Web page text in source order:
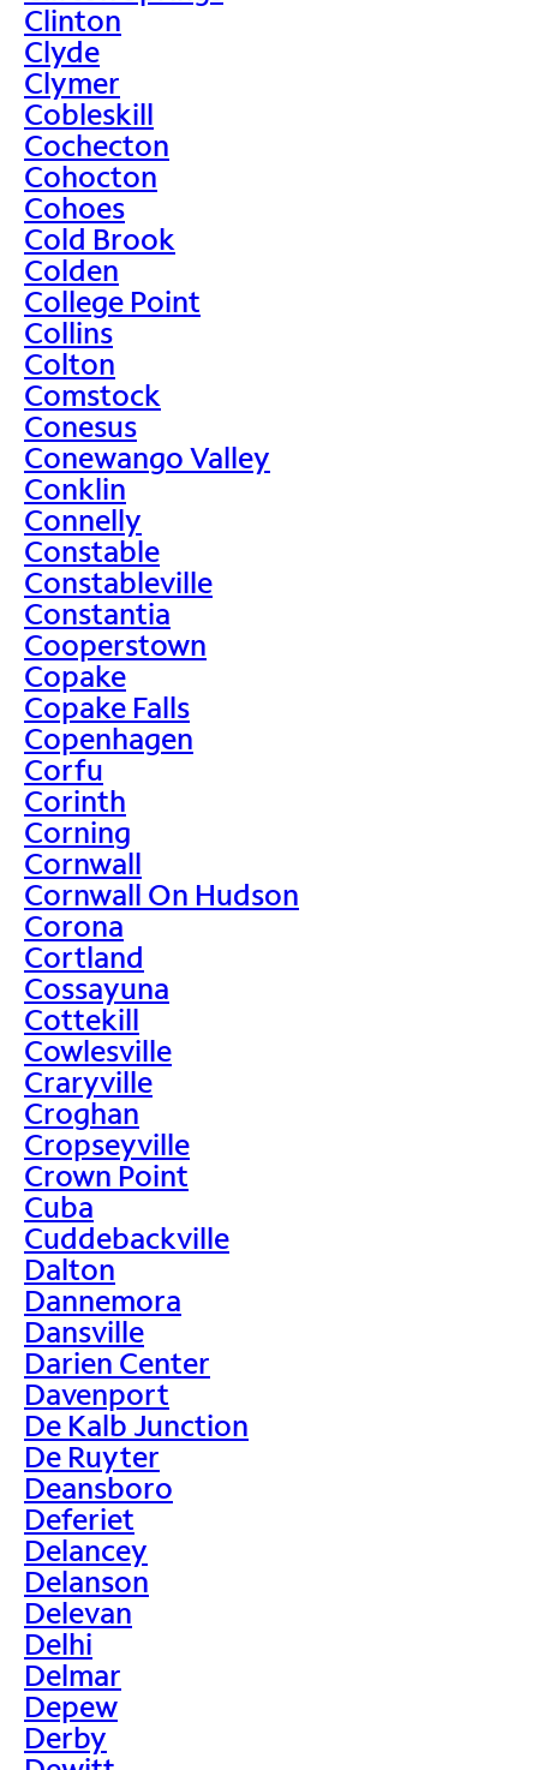
Clinton
Clyde
Clymer
Cobleskill
Cochecton
Cohocton
Cohoes
Cold Brook
Colden
College Point
Collins
Colton
Comstock
Conesus
Conewango Valley
Conklin
Connelly
Constable
Constableville
Constantia
Cooperstown
Copake
Copake Falls
Copenhagen
Corfu
Corinth
Corning
Cornwall
Cornwall On Hudson
Corona
Cortland
Cossayuna
Cottekill
Cowlesville
Craryville
Croghan
Cropseyville
Crown Point
Cuba
Cuddebackville
Dalton
Dannemora
Dansville
Darien Center
Davenport
De Kalb Junction
De Ruyter
Deansboro
Deferiet
Delancey
Delanson
Delevan
Delhi
Delmar
Depew
Derby